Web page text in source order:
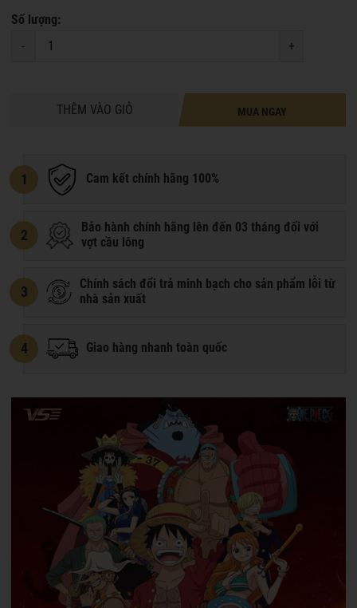
Số lượng:
-
+
THÊM VÀO GIỎ MUA NGAY
1 Cam kết chính hãng 100%
2
Bảo hành chính hãng lên đến 03 tháng đối với
vợt cầu lông
3
Chính sách đổi trả minh bạch cho sản phẩm lỗi từ
nhà sản xuất
4 Giao hàng nhanh toàn quốc